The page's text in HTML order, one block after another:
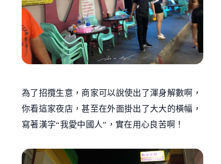
為了招攬生意，商家可以說使出了渾身解數啊，
你看這家夜店，甚至在外面掛出了大大的橫幅，
寫著漢字“我愛中國人”，實在用心良苦啊！